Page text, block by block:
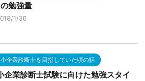
勉強量
1/30
企業診断士を目指していた頃の話
企業診断士試験に向けた勉強スタイ